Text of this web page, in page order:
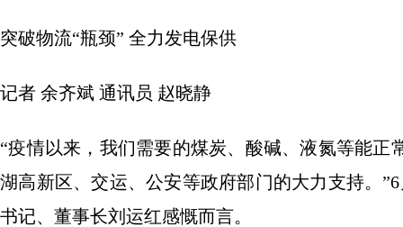
突破物流“瓶颈” 全力发电保供
记者 余齐斌 通讯员 赵晓静
“疫情以来，我们需要的煤炭、酸碱、液氮等能
湖高新区、交运、公安等政府部门的大力支持。
书记、董事长刘运红感慨而言。